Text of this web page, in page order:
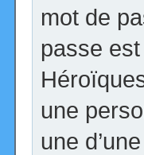
mot de
passe
une
une